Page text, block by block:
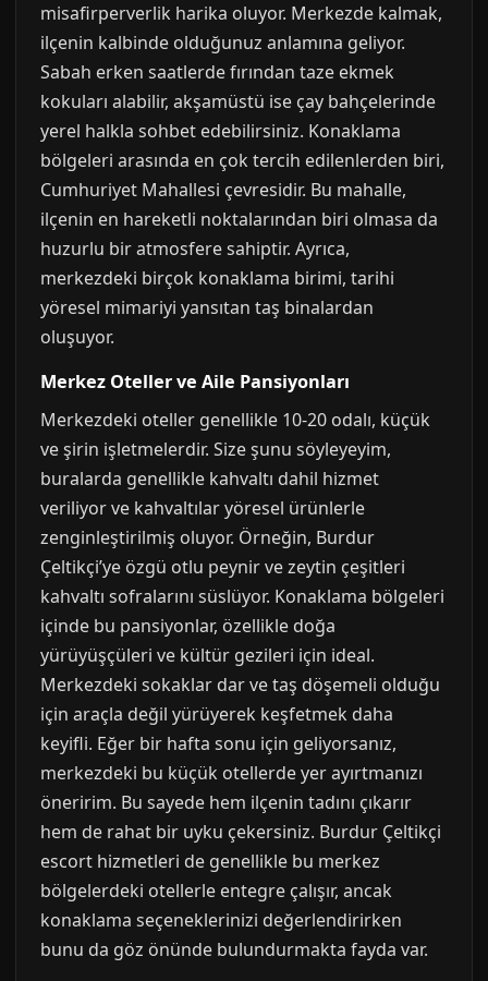
misafirperverlik harika oluyor. Merkezde kalmak,
ilçenin kalbinde olduğunuz anlamına geliyor.
Sabah erken saatlerde fırından taze ekmek
kokuları alabilir, akşamüstü ise çay bahçelerinde
yerel halkla sohbet edebilirsiniz. Konaklama
bölgeleri arasında en çok tercih edilenlerden biri,
Cumhuriyet Mahallesi çevresidir. Bu mahalle,
ilçenin en hareketli noktalarından biri olmasa da
huzurlu bir atmosfere sahiptir. Ayrıca,
merkezdeki birçok konaklama birimi, tarihi
yöresel mimariyi yansıtan taş binalardan
oluşuyor.
Merkez Oteller ve Aile Pansiyonları
Merkezdeki oteller genellikle 10-20 odalı, küçük
ve şirin işletmelerdir. Size şunu söyleyeyim,
buralarda genellikle kahvaltı dahil hizmet
veriliyor ve kahvaltılar yöresel ürünlerle
zenginleştirilmiş oluyor. Örneğin, Burdur
Çeltikçi’ye özgü otlu peynir ve zeytin çeşitleri
kahvaltı sofralarını süslüyor. Konaklama bölgeleri
içinde bu pansiyonlar, özellikle doğa
yürüyüşçüleri ve kültür gezileri için ideal.
Merkezdeki sokaklar dar ve taş döşemeli olduğu
için araçla değil yürüyerek keşfetmek daha
keyifli. Eğer bir hafta sonu için geliyorsanız,
merkezdeki bu küçük otellerde yer ayırtmanızı
öneririm. Bu sayede hem ilçenin tadını çıkarır
hem de rahat bir uyku çekersiniz. Burdur Çeltikçi
escort hizmetleri de genellikle bu merkez
bölgelerdeki otellerle entegre çalışır, ancak
konaklama seçeneklerinizi değerlendirirken
bunu da göz önünde bulundurmakta fayda var.